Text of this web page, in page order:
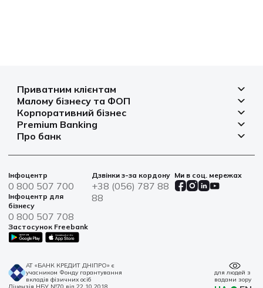
Приватним клієнтам
Депозити
Кредити
Платіжні картки
Платежі
Іпотека
Страхування
Малому бізнесу та ФОП
Рахунок для бізнесу
Фінансування
Овердрафт
Корпоративний бізнес
Рахунки і платежі
Депозити
Агробізнес
Цінні папери
Premium Banking
Депозити
Платіжні картки
Банківські сейфи
Військові облігації
Центри обслуговування
Про банк
Новини
Фінансова звітність
Сталий розвиток
Інформація для акціонерів та стейкхолдерів
Інфоцентр
0 800 507 700
Інфоцентр для
бізнесу
0 800 507 708
Дзвінки з-за кордону
+38 (056) 787 88
88
Ми в соц. мережах
Застосунок Freebank
АТ «БАНК КРЕДИТ ДНІПРО» є
учасником Фонду гарантування
вкладів фізичних осіб
Ліцензія НБУ №70 від 22.10.2018
для людей з
вадами зору